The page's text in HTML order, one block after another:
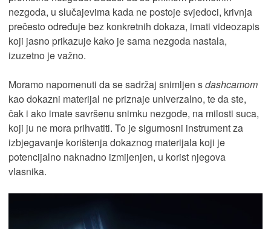
nezgoda, u slučajevima kada ne postoje svjedoci, krivnja
prečesto određuje bez konkretnih dokaza, imati videozapis
koji jasno prikazuje kako je sama nezgoda nastala,
izuzetno je važno.
Moramo napomenuti da se sadržaj snimljen sdashcamom
kao dokazni materijal ne priznaje univerzalno, te da ste,
čak i ako imate savršenu snimku nezgode, na milosti suca,
koji ju ne mora prihvatiti. To je sigurnosni instrument za
izbjegavanje korištenja dokaznog materijala koji je
potencijalno naknadno izmijenjen, u korist njegova
vlasnika.